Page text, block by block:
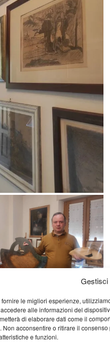
fornire le migliori esperienze,
alle informazioni del
di elaborare dati come il
Non acconsentire o ritirare il
e funzioni.